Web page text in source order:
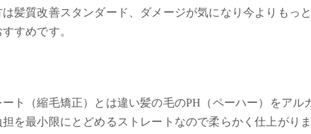
髪質改善スタンダード、ダメージが気になり今よりもっ
すめです。
ト（縮毛矯正）とは違い髪の毛のPH（ペーハー）をアル
担を最小限にとどめるストレートなので柔らかく仕上がり